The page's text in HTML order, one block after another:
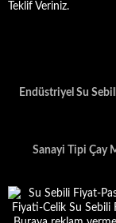
Teklif Veriniz.
Endüstriyel Su
Sanayi Tipi Çay